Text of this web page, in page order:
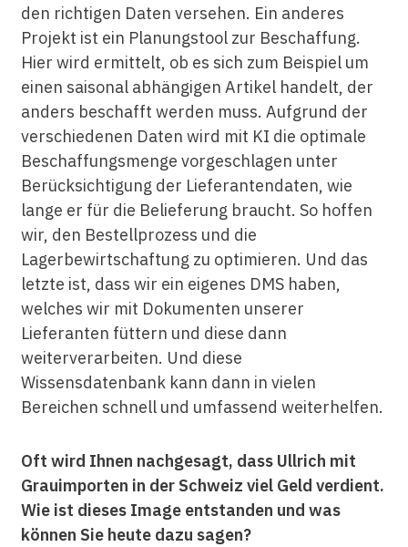
den richtigen Daten versehen. Ein anderes
Projekt ist ein Planungstool zur Beschaffung.
Hier wird ermittelt, ob es sich zum Beispiel um
einen saisonal abhängigen Artikel handelt, der
anders beschafft werden muss. Aufgrund der
verschiedenen Daten wird mit KI die optimale
Beschaffungsmenge vorgeschlagen unter
Berücksichtigung der Lieferantendaten, wie
lange er für die Belieferung braucht. So hoffen
wir, den Bestellprozess und die
Lagerbewirtschaftung zu optimieren. Und das
letzte ist, dass wir ein eigenes DMS haben,
welches wir mit Dokumenten unserer
Lieferanten füttern und diese dann
weiterverarbeiten. Und diese
Wissensdatenbank kann dann in vielen
Bereichen schnell und umfassend weiterhelfen.
Oft wird Ihnen nachgesagt, dass Ullrich mit
Grauimporten in der Schweiz viel Geld verdient.
Wie ist dieses Image entstanden und was
können Sie heute dazu sagen?